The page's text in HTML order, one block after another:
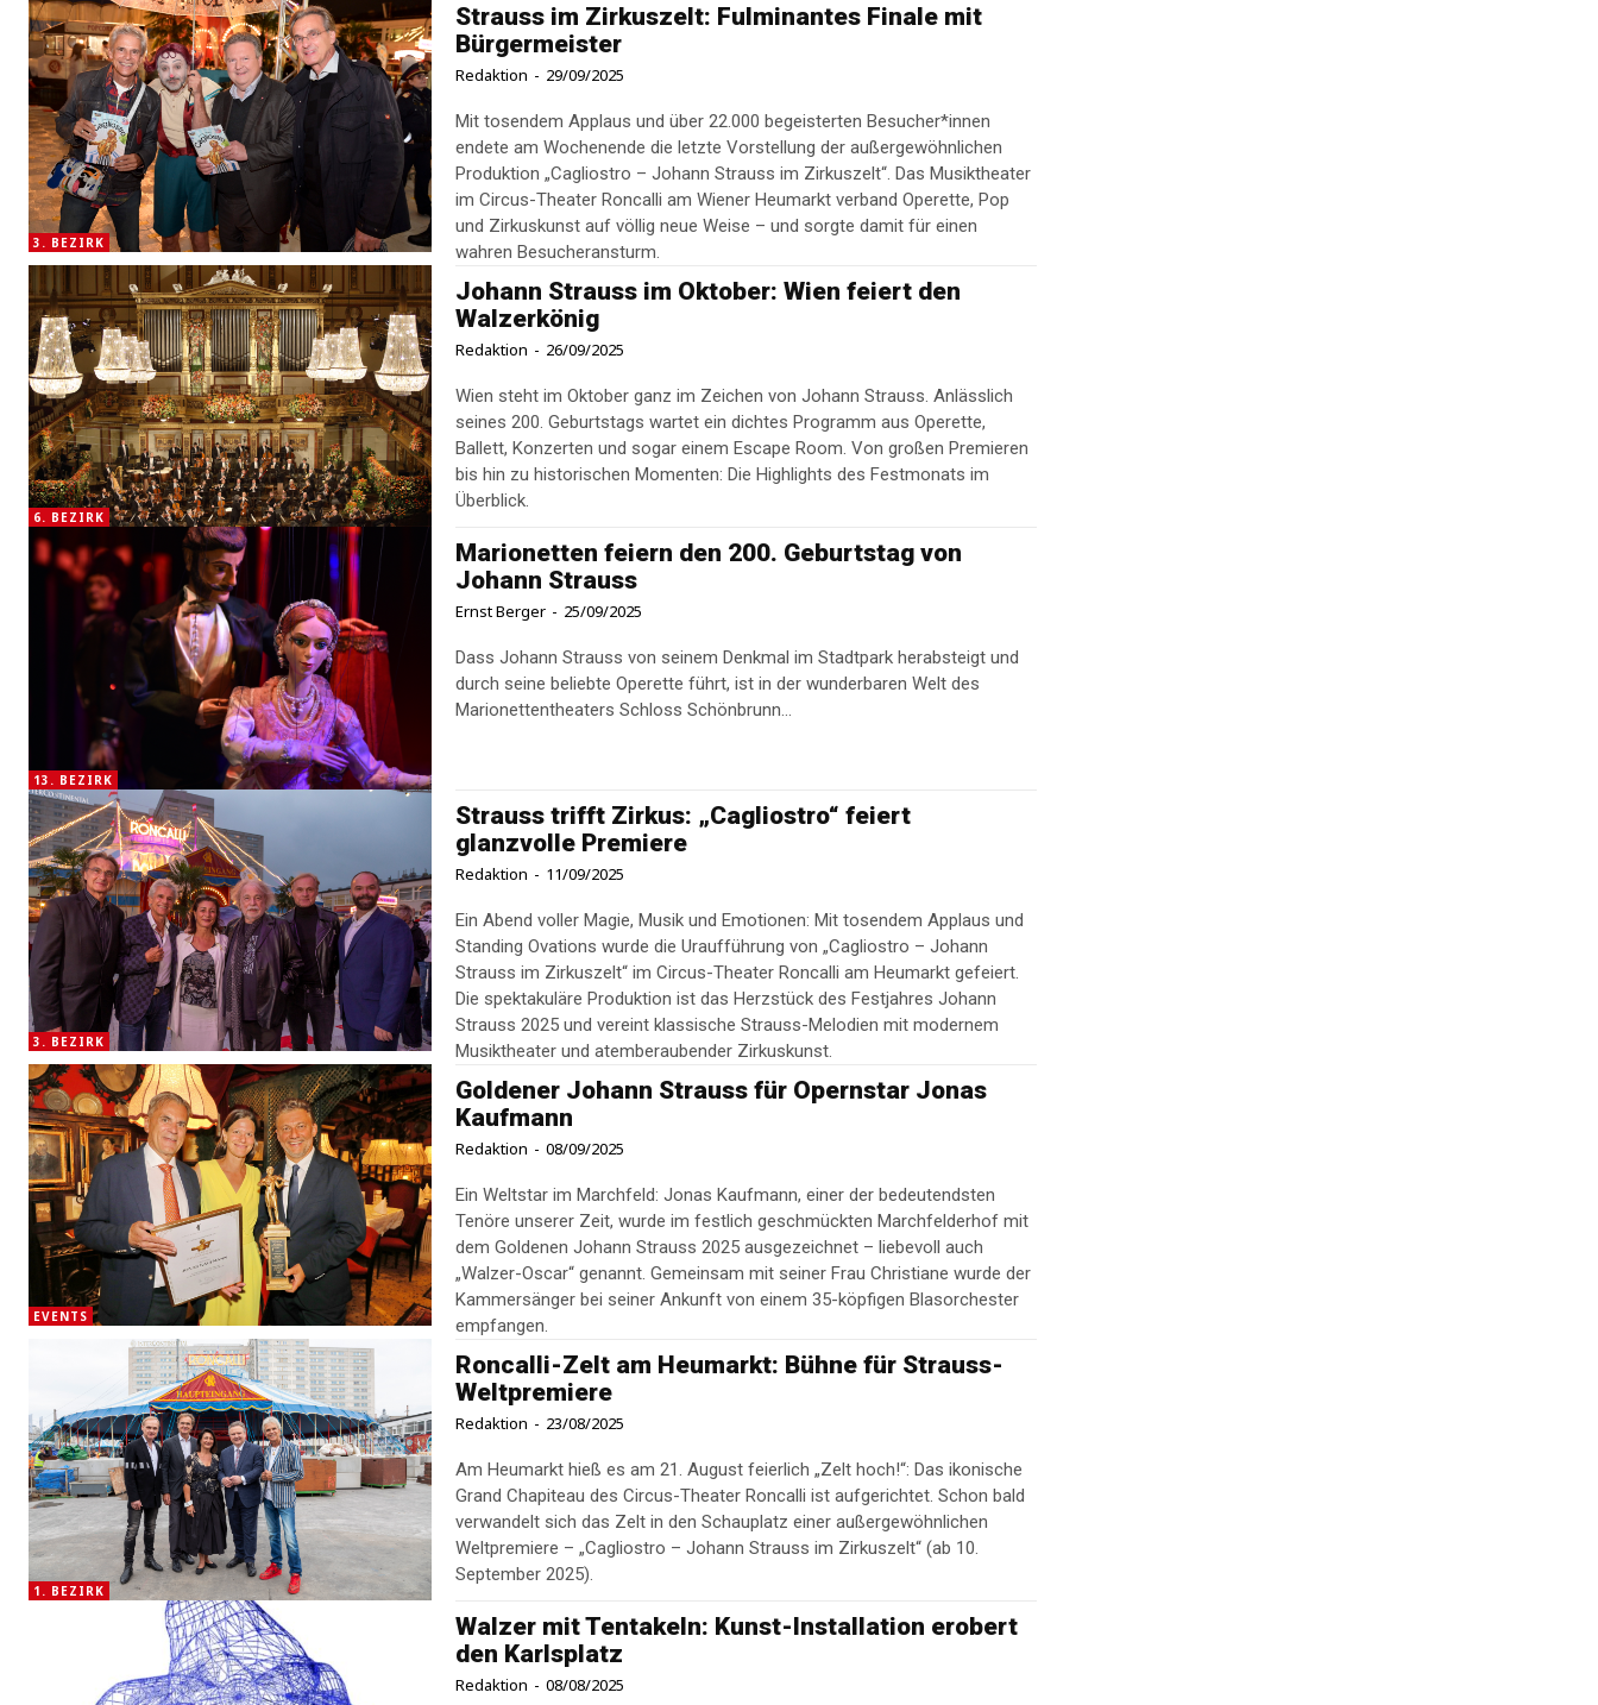
3. BEZIRK
Strauss im Zirkuszelt: Fulminantes Finale mit
Bürgermeister
Redaktion - 29/09/2025
Mit tosendem Applaus und über 22.000 begeisterten Besucher*innen
endete am Wochenende die letzte Vorstellung der außergewöhnlichen
Produktion „Cagliostro – Johann Strauss im Zirkuszelt“. Das Musiktheater
im Circus-Theater Roncalli am Wiener Heumarkt verband Operette, Pop
und Zirkuskunst auf völlig neue Weise – und sorgte damit für einen
wahren Besucheransturm.
6. BEZIRK
Johann Strauss im Oktober: Wien feiert den
Walzerkönig
Redaktion - 26/09/2025
Wien steht im Oktober ganz im Zeichen von Johann Strauss. Anlässlich
seines 200. Geburtstags wartet ein dichtes Programm aus Operette,
Ballett, Konzerten und sogar einem Escape Room. Von großen Premieren
bis hin zu historischen Momenten: Die Highlights des Festmonats im
Überblick.
13. BEZIRK
Marionetten feiern den 200. Geburtstag von
Johann Strauss
Ernst Berger - 25/09/2025
Dass Johann Strauss von seinem Denkmal im Stadtpark herabsteigt und
durch seine beliebte Operette führt, ist in der wunderbaren Welt des
Marionettentheaters Schloss Schönbrunn...
3. BEZIRK
Strauss trifft Zirkus: „Cagliostro“ feiert
glanzvolle Premiere
Redaktion - 11/09/2025
Ein Abend voller Magie, Musik und Emotionen: Mit tosendem Applaus und
Standing Ovations wurde die Uraufführung von „Cagliostro – Johann
Strauss im Zirkuszelt“ im Circus-Theater Roncalli am Heumarkt gefeiert.
Die spektakuläre Produktion ist das Herzstück des Festjahres Johann
Strauss 2025 und vereint klassische Strauss-Melodien mit modernem
Musiktheater und atemberaubender Zirkuskunst.
EVENTS
Goldener Johann Strauss für Opernstar Jonas
Kaufmann
Redaktion - 08/09/2025
Ein Weltstar im Marchfeld: Jonas Kaufmann, einer der bedeutendsten
Tenöre unserer Zeit, wurde im festlich geschmückten Marchfelderhof mit
dem Goldenen Johann Strauss 2025 ausgezeichnet – liebevoll auch
„Walzer-Oscar“ genannt. Gemeinsam mit seiner Frau Christiane wurde der
Kammersänger bei seiner Ankunft von einem 35-köpfigen Blasorchester
empfangen.
1. BEZIRK
Roncalli-Zelt am Heumarkt: Bühne für Strauss-
Weltpremiere
Redaktion - 23/08/2025
Am Heumarkt hieß es am 21. August feierlich „Zelt hoch!“: Das ikonische
Grand Chapiteau des Circus-Theater Roncalli ist aufgerichtet. Schon bald
verwandelt sich das Zelt in den Schauplatz einer außergewöhnlichen
Weltpremiere – „Cagliostro – Johann Strauss im Zirkuszelt“ (ab 10.
September 2025).
Walzer mit Tentakeln: Kunst-Installation erobert
den Karlsplatz
Redaktion - 08/08/2025